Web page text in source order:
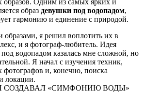
образов. Одним из самых ярких и
образ девушки под водопадом,
гармонию и единение с природой.
я решил воплотить их в
и я фотограф-любитель. Идея
под водопадом казалась мне сложной, но
Я начал с изучения техник,
фотографов и, конечно, поиска
локации.
СОЗДАВАЛ «СИМФОНИЮ ВОДЫ»